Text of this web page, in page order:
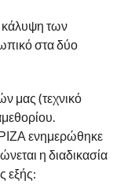
κάλυψη των
στα δύο
μας (τεχνικό
ενημερώθηκε
η διαδικασία
εξής: